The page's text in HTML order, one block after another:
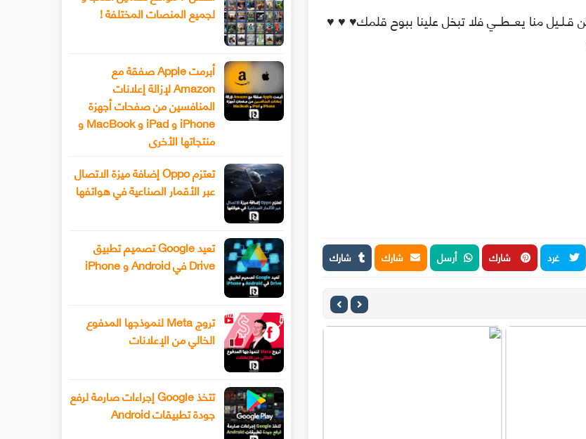
♥ ♥ ♥لا تـقرأ و ترحل دون أن تــتــرك بــصــمتك فكلنا نأخــد و لكن قـلـيل منا يعــطــي فلا تبخل علينا ببوح قلمك♥
غرد شارك أرسل شارك شارك
لجميع المنصات المختلفة !
أبرمت Apple صفقة مع
Amazon لإزالة إعلانات
المنافسين من صفحات أجهزة
iPhone و iPad و MacBook و
منتجاتها الأخرى
تعتزم Oppo إضافة ميزة الاتصال
عبر الأقمار الصناعية في هواتفها
تعيد Google تصميم تطبيق
Drive في Android و iPhone
تروج Meta لنموذجها المدفوع
الخالي من الإعلانات
تتخذ Google إجراءات صارمة لرفع
جودة تطبيقات Android